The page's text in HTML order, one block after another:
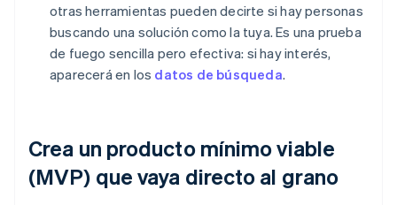
otras herramientas pueden decirte si hay personas
buscando una solución como la tuya. Es una prueba
de fuego sencilla pero efectiva: si hay interés,
aparecerá en los datos de búsqueda.
Crea un producto mínimo viable
(MVP) que vaya directo al grano